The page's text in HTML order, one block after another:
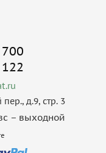
д.9, стр. 3
– выходной